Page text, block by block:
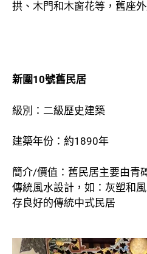
拱、木門和木窗花等，舊座
新圍10號舊民居
級別：二級歷史建築
建築年份：約1890年
簡介/價值：舊民居主要由青
傳統風水設計，如：灰塑和
存良好的傳統中式民居